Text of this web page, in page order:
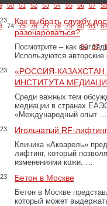
50 51 52 53 54 55 56 57 58
74 75 76 77 78 79 80 81 82
96 97
Как выбрать службу
разочароваться?
Посмотрите – как
Используются
«РОССИЯ-
ИНСТИТУТА
Среди важных тем
медиации в странах
«Международный опыт …
Игольчатый RF-
Клиника «Акварель»
лифтинг, который
изменениями кожи. …
Бетон в Москве
Бетон в Москве
который может